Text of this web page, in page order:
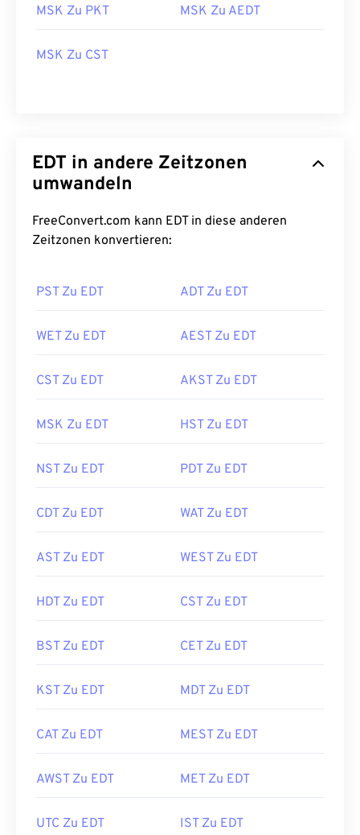
MSK Zu PKT MSK Zu AEDT
MSK Zu CST
EDT in andere Zeitzonen
umwandeln
FreeConvert.com kann EDT in diese anderen
Zeitzonen konvertieren:
PST Zu EDT ADT Zu EDT
WET Zu EDT AEST Zu EDT
CST Zu EDT AKST Zu EDT
MSK Zu EDT HST Zu EDT
NST Zu EDT PDT Zu EDT
CDT Zu EDT WAT Zu EDT
AST Zu EDT WEST Zu EDT
HDT Zu EDT CST Zu EDT
BST Zu EDT CET Zu EDT
KST Zu EDT MDT Zu EDT
CAT Zu EDT MEST Zu EDT
AWST Zu EDT MET Zu EDT
UTC Zu EDT IST Zu EDT